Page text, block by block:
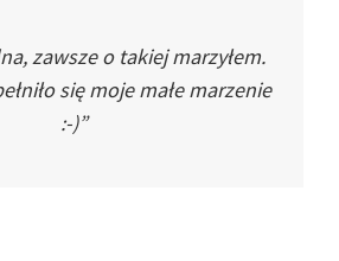
zawsze o takiej marzyłem.
się moje małe marzenie
:-)”